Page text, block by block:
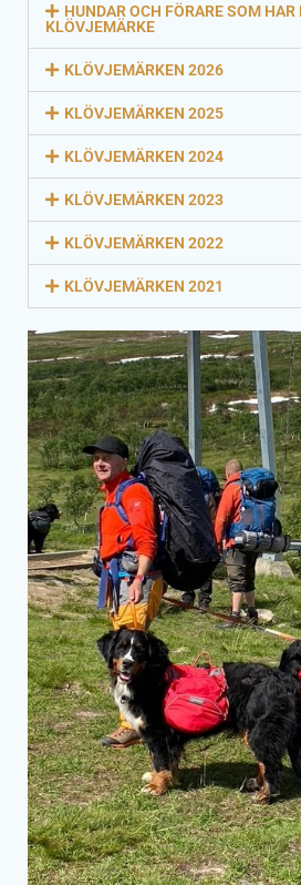
HUNDAR OCH FÖRARE SOM
KLÖVJEMÄRKE
KLÖVJEMÄRKEN 2026
KLÖVJEMÄRKEN 2025
KLÖVJEMÄRKEN 2024
KLÖVJEMÄRKEN 2023
KLÖVJEMÄRKEN 2022
KLÖVJEMÄRKEN 2021